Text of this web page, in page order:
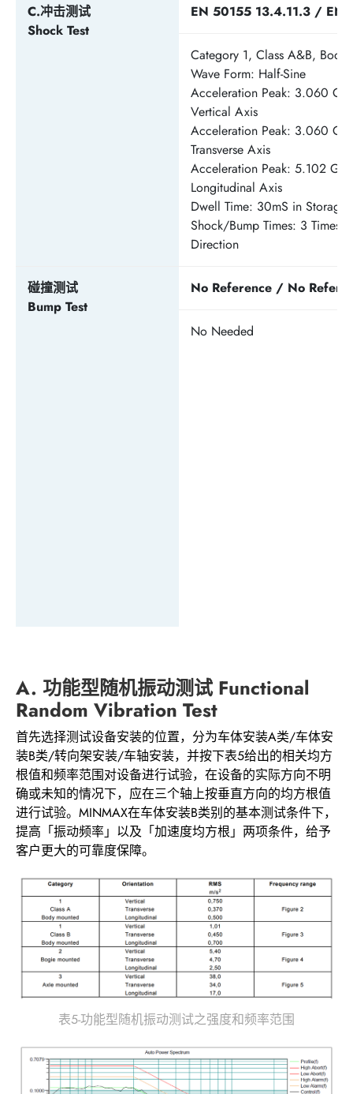
C.冲击测试
Shock Test
EN 50155 13.4.11.3 / EN
Category 1, Class A&B, Body
Wave Form: Half-Sine
Acceleration Peak: 3.060
Vertical Axis
Acceleration Peak: 3.060
Transverse Axis
Acceleration Peak: 5.102
Longitudinal Axis
Dwell Time: 30mS in Storage
Shock/Bump Times: 3 Times
Direction
碰撞测试
Bump Test
No Reference / No
No Needed
A. 功能型随机振动测试 Functional
Random Vibration Test
首先选择测试设备安装的位置，分为车体安装A类/车体安
装B类/转向架安装/车轴安装，并按下表5给出的相关均方
根值和频率范围对设备进行试验，在设备的实际方向不明
确或未知的情况下，应在三个轴上按垂直方向的均方根值
进行试验。MINMAX在车体安装B类别的基本测试条件下，
提高「振动频率」以及「加速度均方根」两项条件，给予
客户更大的可靠度保障。
表5-功能型随机振动测试之强度和频率范围